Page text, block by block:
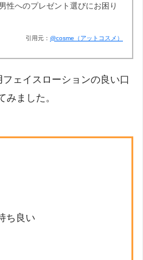
性へのプレゼント選びにお困り
引用元： @cosme（アットコスメ）
ェイスローションの良い口
みました。
ち良い